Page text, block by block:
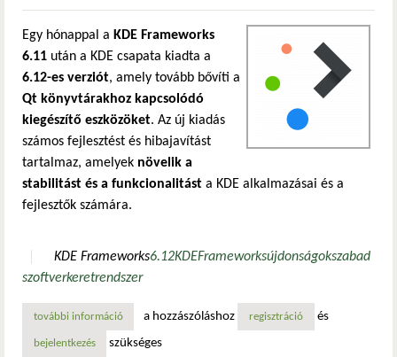
Egy hónappal a KDE Frameworks
6.11 után a KDE csapata kiadta a
6.12-es verziót, amely tovább bővíti a
Qt könyvtárakhoz kapcsolódó
kiegészítő eszközöket. Az új kiadás
számos fejlesztést és hibajavítást
tartalmaz, amelyek növelik a
stabilitást és a funkcionalitást a KDE alkalmazásai és a
fejlesztők számára.
KDE Frameworks6.12KDEFrameworksújdonságokszabad
szoftverkeretrendszer
további információmegjelent a kde frameworks 6.12 – íme az újdonságok
a hozzászóláshoz regisztráció és
bejelentkezés szükséges